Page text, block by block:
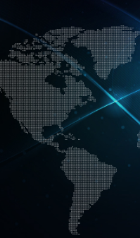
publicitaire
et distributeur français
base de LED.
top led world, top
énergie, edf, lumière,